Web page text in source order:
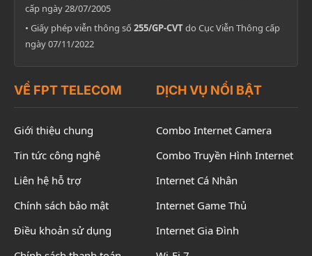
cấp ngày 28/07/2005
• Giấy phép viễn thông số 255/GP-CVTdo Cục Viễn Thông cấp
ngày 07/11/2022
VỀ FPT TELECOM
Giới thiệu chung
Tin tức công nghệ
Liên hệ hỗ trợ
Chính sách bảo mật
Điều khoản sử dụng
DỊCH VỤ NỔI BẬT
Combo Internet Camera
Combo Truyền Hình Internet
Internet Cá Nhân
Internet Game Thủ
Internet Gia Đình